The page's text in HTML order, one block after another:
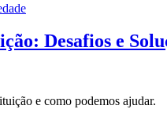
Desafios e
e como podemos ajudar.